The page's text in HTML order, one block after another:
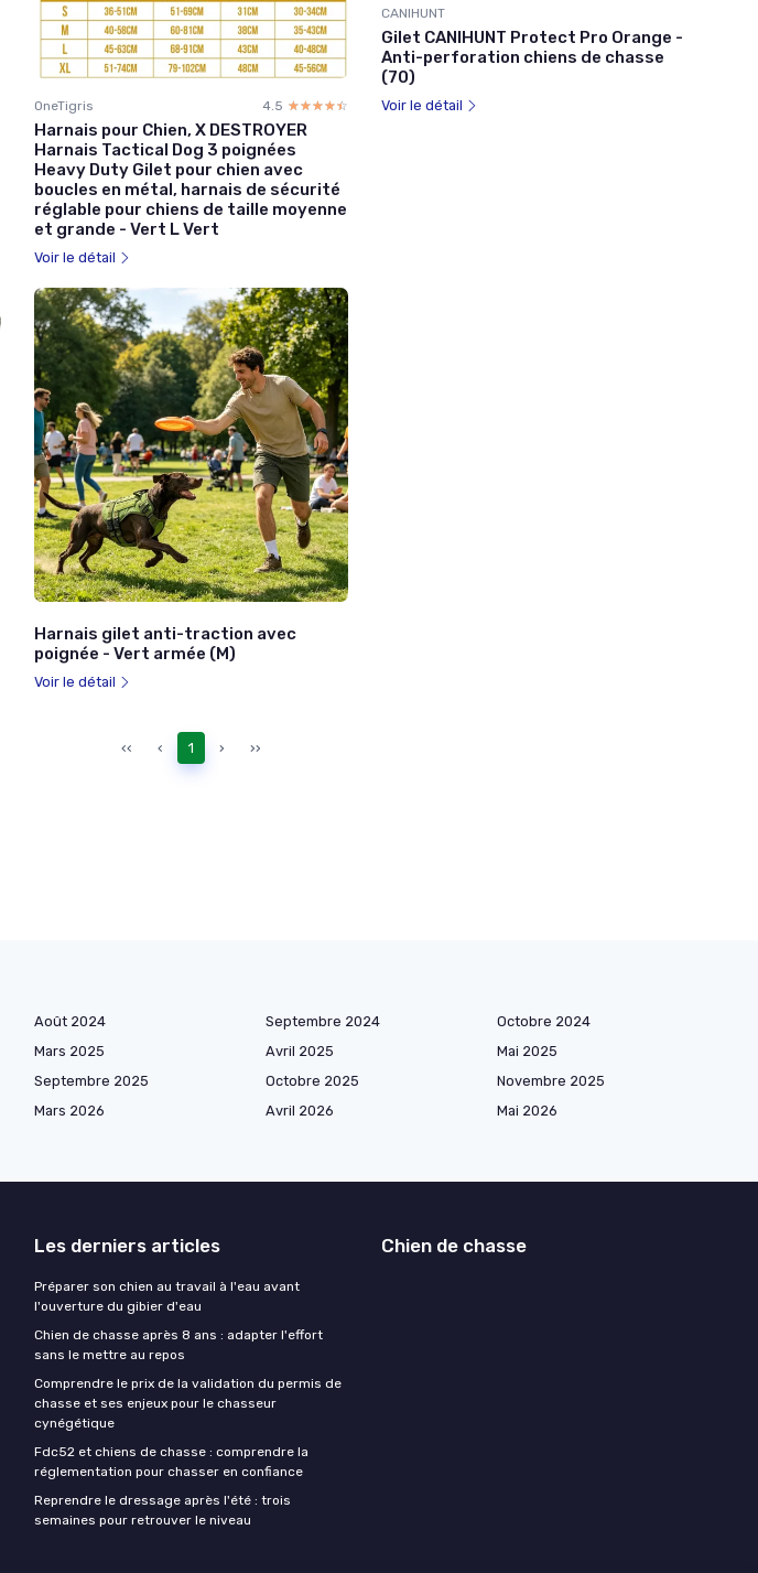
OneTigris 4.5 ☆☆☆☆☆
★★★★★
Harnais pour Chien, X DESTROYER
Harnais Tactical Dog 3 poignées
Heavy Duty Gilet pour chien avec
boucles en métal, harnais de sécurité
réglable pour chiens de taille moyenne
et grande - Vert L Vert
Voir le détail
CANIHUNT
Gilet CANIHUNT Protect Pro Orange -
Anti-perforation chiens de chasse
(70)
Voir le détail
Harnais gilet anti-traction avec
poignée - Vert armée (M)
Voir le détail
‹‹ ‹ 1 › ››
Août 2024 Septembre 2024
Octobre 2024
Mars 2025 Avril 2025
Mai 2025
Septembre 2025 Octobre 2025
Novembre 2025
Mars 2026 Avril 2026
Mai 2026
Les derniers articles
Préparer son chien au travail à l'eau avant
l'ouverture du gibier d'eau
Chien de chasse après 8 ans : adapter l'effort
sans le mettre au repos
Comprendre le prix de la validation du permis de
chasse et ses enjeux pour le chasseur
cynégétique
Fdc52 et chiens de chasse : comprendre la
réglementation pour chasser en confiance
Reprendre le dressage après l'été : trois
semaines pour retrouver le niveau
Chien de chasse